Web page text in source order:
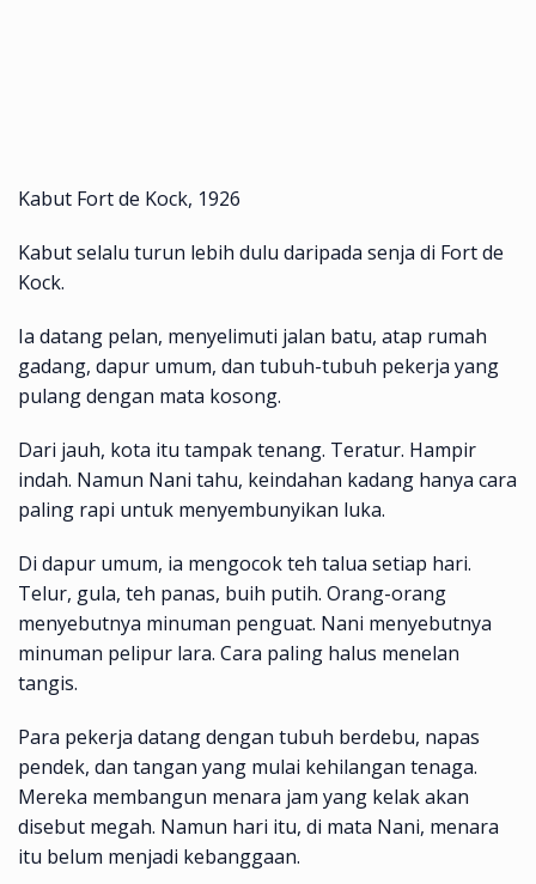
Kabut Fort de Kock, 1926
Kabut selalu turun lebih dulu daripada senja di Fort de
Kock.
Ia datang pelan, menyelimuti jalan batu, atap rumah
gadang, dapur umum, dan tubuh-tubuh pekerja yang
pulang dengan mata kosong.
Dari jauh, kota itu tampak tenang. Teratur. Hampir
indah. Namun Nani tahu, keindahan kadang hanya cara
paling rapi untuk menyembunyikan luka.
Di dapur umum, ia mengocok teh talua setiap hari.
Telur, gula, teh panas, buih putih. Orang-orang
menyebutnya minuman penguat. Nani menyebutnya
minuman pelipur lara. Cara paling halus menelan
tangis.
Para pekerja datang dengan tubuh berdebu, napas
pendek, dan tangan yang mulai kehilangan tenaga.
Mereka membangun menara jam yang kelak akan
disebut megah. Namun hari itu, di mata Nani, menara
itu belum menjadi kebanggaan.